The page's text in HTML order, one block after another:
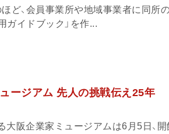
ど、会員事業所や地域事業者に同所
ガイドブック」を作...
ージアム 先人の挑戦伝え25年
大阪企業家ミュージアムは6月5日、